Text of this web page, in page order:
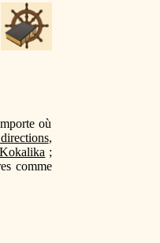
où
,
Kokalika ;
comme